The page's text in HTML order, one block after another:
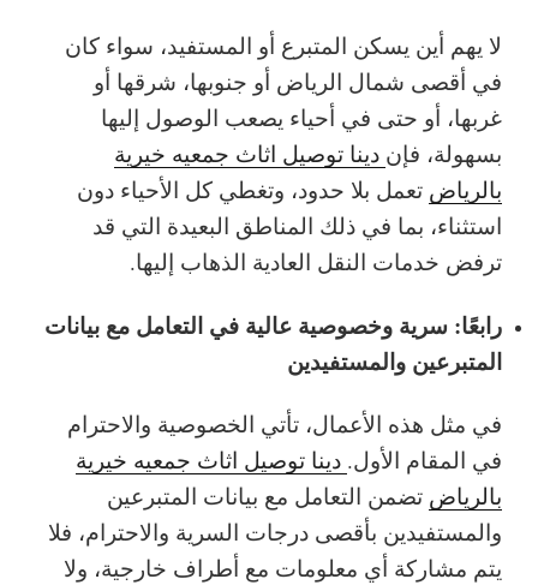
لا يهم أين يسكن المتبرع أو المستفيد، سواء كان
في أقصى شمال الرياض أو جنوبها، شرقها أو
غربها، أو حتى في أحياء يصعب الوصول إليها
بسهولة، فإن دينا توصيل اثاث جمعيه خيرية
بالرياض تعمل بلا حدود، وتغطي كل الأحياء دون
استثناء، بما في ذلك المناطق البعيدة التي قد
ترفض خدمات النقل العادية الذهاب إليها.
رابعًا: سرية وخصوصية عالية في التعامل مع بيانات
المتبرعين والمستفيدين
في مثل هذه الأعمال، تأتي الخصوصية والاحترام
في المقام الأول. دينا توصيل اثاث جمعيه خيرية
بالرياض تضمن التعامل مع بيانات المتبرعين
والمستفيدين بأقصى درجات السرية والاحترام، فلا
يتم مشاركة أي معلومات مع أطراف خارجية، ولا